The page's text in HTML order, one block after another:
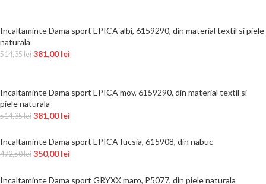
Incaltaminte Dama sport EPICA albi, 6159290, din material textil si piele
naturala
514,35lei 381,00lei
Incaltaminte Dama sport EPICA mov, 6159290, din material textil si
piele naturala
514,35lei 381,00lei
Incaltaminte Dama sport EPICA fucsia, 615908, din nabuc
472,50lei 350,00lei
Incaltaminte Dama sport GRYXX maro, P5077, din piele naturala